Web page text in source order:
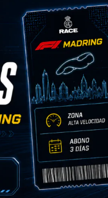
es
y encontrarte
estática. Si